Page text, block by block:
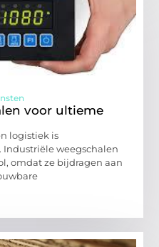
voor ultieme
logistiek is
weegschalen
omdat ze bijdragen aan